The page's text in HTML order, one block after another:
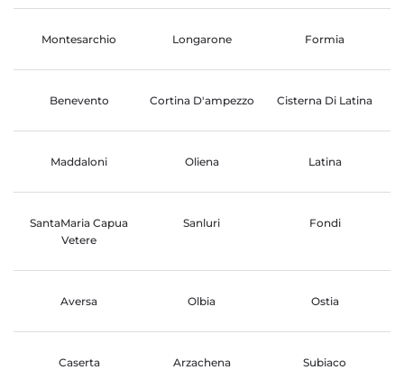
Montesarchio Longarone Formia
Benevento Cortina D'ampezzo Cisterna Di Latina
Maddaloni Oliena Latina
SantaMaria Capua
Vetere
Sanluri Fondi
Aversa Olbia Ostia
Caserta Arzachena Subiaco